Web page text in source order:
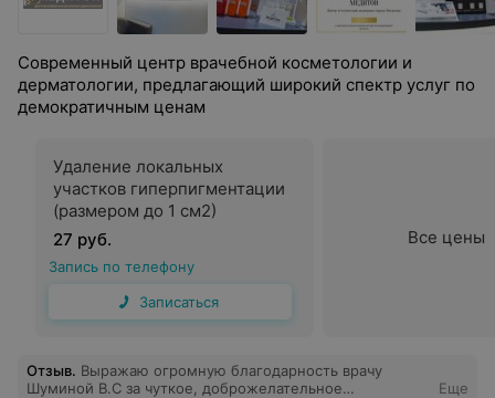
Современный центр врачебной косметологии и
дерматологии, предлагающий широкий спектр услуг по
демократичным ценам
Удаление локальных
участков гиперпигментации
(размером до 1 см2)
27 руб.
Запись по телефону
Записаться
Все цены
Отзыв. Выражаю огромную благодарность врачу
Шуминой В.С за чуткое, доброжелательное
Еще